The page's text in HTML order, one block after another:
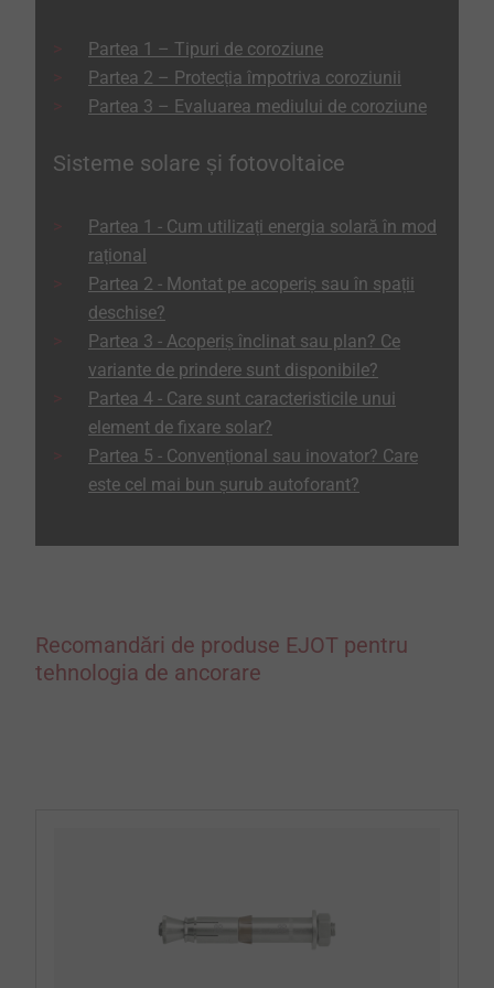
Partea 1 – Tipuri de coroziune
Partea 2 – Protecția împotriva coroziunii
Partea 3 – Evaluarea mediului de coroziune
Sisteme solare și fotovoltaice
Partea 1 - Cum utilizați energia solară în mod
rațional
Partea 2 - Montat pe acoperiș sau în spații
deschise?
Partea 3 - Acoperiș înclinat sau plan? Ce
variante de prindere sunt disponibile?
Partea 4 - Care sunt caracteristicile unui
element de fixare solar?
Partea 5 - Convențional sau inovator? Care
este cel mai bun șurub autoforant?
Recomandări de produse EJOT pentru
tehnologia de ancorare